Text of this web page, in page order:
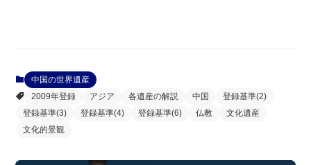
中国の世界遺産
2009年登録
アジア 各遺産の解説 中国
登録基準(2)
登録基準(3)
登録基準(4) 登録基準(6) 仏教
文化遺産
文化的景観